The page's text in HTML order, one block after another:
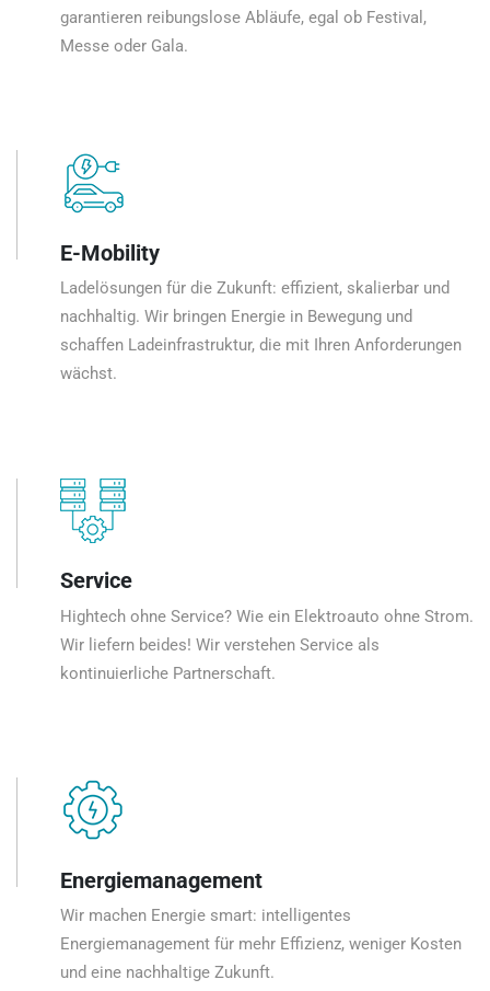
garantieren reibungslose Abläufe, egal ob Festival,
Messe oder Gala.
E-Mobility
Ladelösungen für die Zukunft: effizient, skalierbar und
nachhaltig. Wir bringen Energie in Bewegung und
schaffen Ladeinfrastruktur, die mit Ihren Anforderungen
wächst.
Service
Hightech ohne Service? Wie ein Elektroauto ohne Strom.
Wir liefern beides! Wir verstehen Service als
kontinuierliche Partnerschaft.
Energiemanagement
Wir machen Energie smart: intelligentes
Energiemanagement für mehr Effizienz, weniger Kosten
und eine nachhaltige Zukunft.